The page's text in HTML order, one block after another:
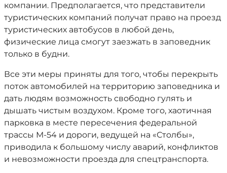
компании. Предполагается, что представители
туристических компаний получат право на проезд
туристических автобусов в любой день,
физические лица смогут заезжать в заповедник
только в будни.
Все эти меры приняты для того, чтобы перекрыть
поток автомобилей на территорию заповедника и
дать людям возможность свободно гулять и
дышать чистым воздухом. Кроме того, хаотичная
парковка в месте пересечения федеральной
трассы М-54 и дороги, ведущей на «Столбы»,
приводила к большому числу аварий, конфликтов
и невозможности проезда для спецтранспорта.